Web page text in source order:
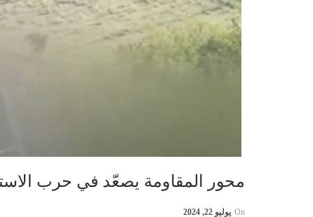
محور المقاومة يصعّد في حرب
On يوليو 22, 2024